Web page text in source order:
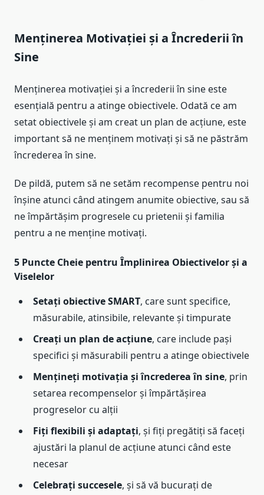
Menținerea Motivației și a Încrederii în
Sine
Menținerea motivației și a încrederii în sine este
esențială pentru a atinge obiectivele. Odată ce am
setat obiectivele și am creat un plan de acțiune, este
important să ne menținem motivați și să ne păstrăm
încrederea în sine.
De pildă, putem să ne setăm recompense pentru noi
înșine atunci când atingem anumite obiective, sau să
ne împărtășim progresele cu prietenii și familia
pentru a ne menține motivați.
5 Puncte Cheie pentru Împlinirea Obiectivelor și a
Viselelor
Setați obiective SMART, care sunt specifice,
măsurabile, atinsibile, relevante și timpurate
Creați un plan de acțiune, care include pași
specifici și măsurabili pentru a atinge obiectivele
Mențineți motivația și încrederea în sine, prin
setarea recompenselor și împărtășirea
progreselor cu alții
Fiți flexibili și adaptați, și fiți pregătiți să faceți
ajustări la planul de acțiune atunci când este
necesar
Celebrați succesele, și să vă bucurați de